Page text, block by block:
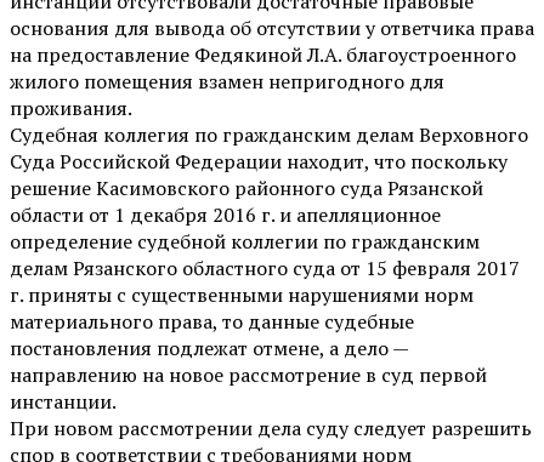
основания для вывода об отсутствии у ответчика права
на предоставление Федякиной Л.А. благоустроенного
жилого помещения взамен непригодного для
проживания.
Судебная коллегия по гражданским делам Верховного
Суда Российской Федерации находит, что поскольку
решение Касимовского районного суда Рязанской
области от 1 декабря 2016 г. и апелляционное
определение судебной коллегии по гражданским
делам Рязанского областного суда от 15 февраля 2017
г. приняты с существенными нарушениями норм
материального права, то данные судебные
постановления подлежат отмене, а дело —
направлению на новое рассмотрение в суд первой
инстанции.
При новом рассмотрении дела суду следует разрешить
спор в соответствии с требованиями норм